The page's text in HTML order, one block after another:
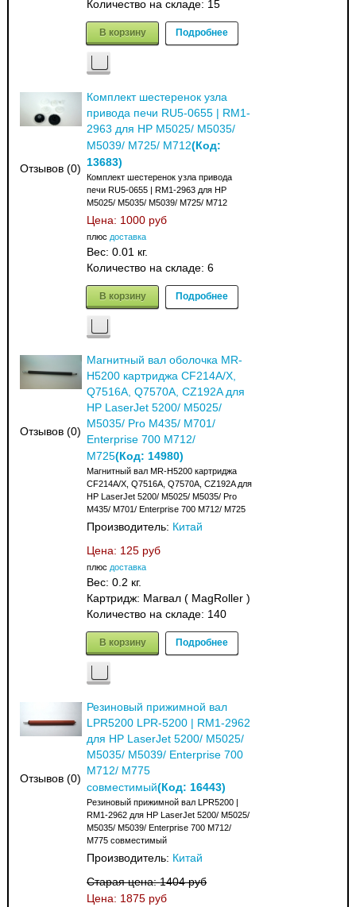
Количество на складе: 15
В корзину Подробнее
Отзывов (0)
Комплект шестеренок узла
привода печи RU5-0655 | RM1-
2963 для HP M5025/ M5035/
M5039/ M725/ M712(Код:
13683)
Комплект шестеренок узла привода
печи RU5-0655 | RM1-2963 для HP
M5025/ M5035/ M5039/ M725/ M712
Цена: 1000 руб
плюс доставка
Вес:0.01 кг.
Количество на складе:6
В корзину Подробнее
Отзывов (0)
Магнитный вал оболочка MR-
H5200 картриджа CF214A/X,
Q7516A, Q7570A, CZ192A для
HP LaserJet 5200/ M5025/
M5035/ Pro M435/ M701/
Enterprise 700 M712/
M725(Код: 14980)
Магнитный вал MR-H5200 картриджа
CF214A/X, Q7516A, Q7570A, CZ192A для
HP LaserJet 5200/ M5025/ M5035/ Pro
M435/ M701/ Enterprise 700 M712/ M725
Производитель: Китай
Цена: 125 руб
плюс доставка
Вес:0.2 кг.
Картридж: Магвал ( MagRoller )
Количество на складе: 140
В корзину Подробнее
Отзывов (0)
Резиновый прижимной вал
LPR5200 LPR-5200 | RM1-2962
для HP LaserJet 5200/ M5025/
M5035/ M5039/ Enterprise 700
M712/ M775
совместимый(Код: 16443)
Резиновый прижимной вал LPR5200 |
RM1-2962 для HP LaserJet 5200/ M5025/
M5035/ M5039/ Enterprise 700 M712/
M775 совместимый
Производитель: Китай
Старая цена:1404 руб
Цена: 1875 руб